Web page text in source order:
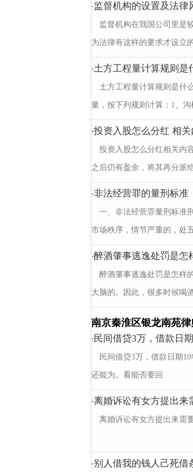
·监督机构的设置及法律
监督机构在我国公司里是
为法律有这样的要求才设立
·土方工程量计算规则是
土方工程量计算规则是什
量，按下列规则计算：1、
·投资入股怎么分红 相
投资入股怎么分红相关内
之后仍有盈余，将其再分派
·非法经营罪的量刑标准
一、非法经营罪量刑标准
市场秩序，情节严重的，处
·醉酒肇事逃逸处罚是怎
醉酒肇事逃逸处罚是怎样
大脑的。因此，很多时候喝
南京秦淮区银龙南苑
· 民间借贷3万，借款日
民间借贷3万，借款日期
还能为。看能否要回
·离婚诉讼有女方提出来
离婚诉讼有女方提出来需
·别人借我的钱人己死借